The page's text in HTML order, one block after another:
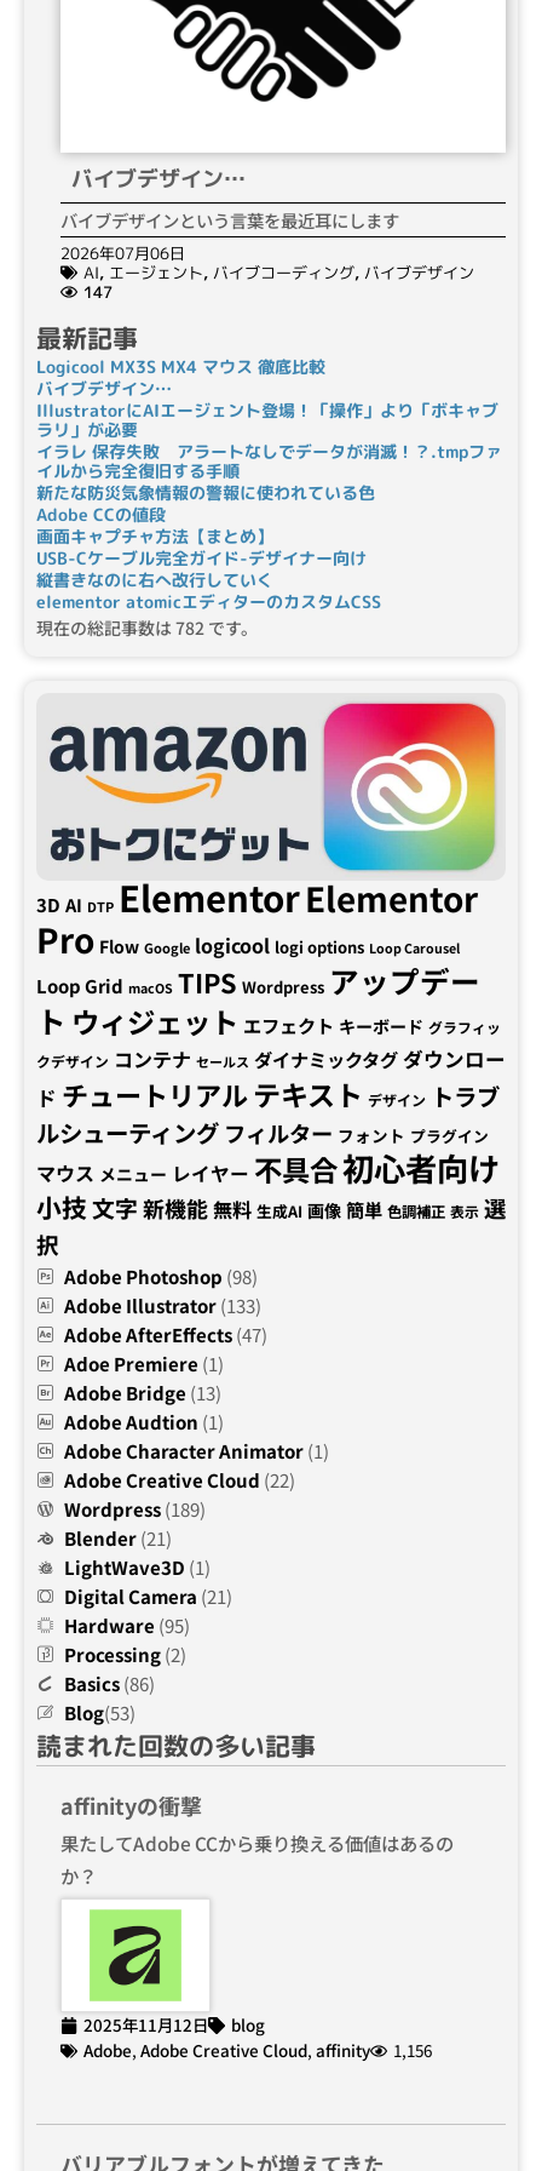
バイブデザイン…
バイブデザインという言葉を最近耳にします
2026年07月06日
AI, エージェント, バイブコーディング, バイブデザイン
147
最新記事
Logicool MX3S MX4 マウス 徹底比較
バイブデザイン…
IllustratorにAIエージェント登場！「操作」より「ボキャブ
ラリ」が必要
イラレ 保存失敗 アラートなしでデータが消滅！？.tmpファ
イルから完全復旧する手順
新たな防災気象情報の警報に使われている色
Adobe CCの値段
画面キャプチャ方法【まとめ】
USB-Cケーブル完全ガイド-デザイナー向け
縦書きなのに右へ改行していく
elementor atomicエディターのカスタムCSS
現在の総記事数は 782 です。
3D AI DTP ElementorElementor
Pro Flow Google logicool logi options Loop Carousel
Loop Grid macOS TIPS Wordpress アップデー
ト ウィジェット エフェクト キーボード グラフィッ
クデザイン コンテナ セールス ダイナミックタグダウンロー
ド チュートリアルテキスト デザイン トラブ
ルシューティング フィルター フォント プラグイン
マウス メニュー レイヤー 不具合初心者向け
小技文字新機能無料 生成AI 画像 簡単 色調補正 表示 選
択
Adobe Photoshop (98)
Adobe Illustrator(133)
Adobe AfterEffects(47)
Adoe Premiere (1)
Adobe Bridge (13)
Adobe Audtion (1)
Adobe Character Animator(1)
Adobe Creative Cloud (22)
Wordpress(189)
Blender(21)
LightWave3D (1)
Digital Camera (21)
Hardware (95)
Processing(2)
Basics(86)
Blog(53)
読まれた回数の多い記事
affinityの衝撃
果たしてAdobe CCから乗り換える価値はあるの
か？
2025年11月12日
blog
Adobe, Adobe Creative Cloud, affinity 1,156
バリアブルフォントが増えてきた